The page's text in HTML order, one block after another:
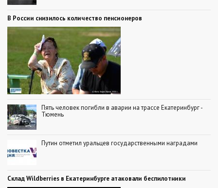
В России снизилось количество пенсионеров
Пять человек погибли в аварии на трассе Екатеринбург -
Тюмень
Путин отметил уральцев государственными наградами
Склад Wildberries в Екатеринбурге атаковали беспилотники